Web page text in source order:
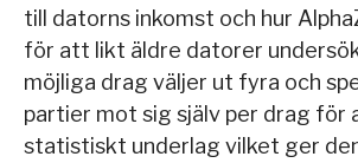
till datorns inkomst och hur
för att likt äldre datorer
möjliga drag väljer ut fyra och
partier mot sig själv per drag
statistiskt underlag vilket ger